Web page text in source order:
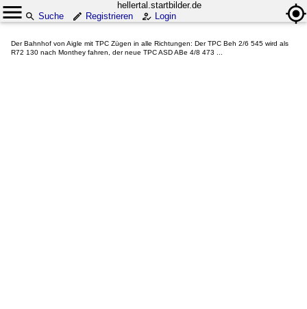
hellertal.startbilder.de
Suche
Registrieren Login
Der Bahnhof von Aigle mit TPC Zügen in alle Richtungen: Der TPC Beh 2/6 545 wird als
R72 130 nach Monthey fahren, der neue TPC ASD ABe 4/8 473 ...